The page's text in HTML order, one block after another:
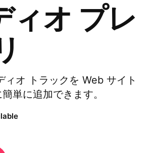
オ プレ
オ トラックを Web サイト
単に追加できます。